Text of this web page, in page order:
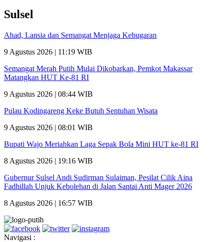
Sulsel
Ahad, Lansia dan Semangat Menjaga Kebugaran
9 Agustus 2026 | 11:19 WIB
Semangat Merah Putih Mulai Dikobarkan, Pemkot Makassar
Matangkan HUT Ke-81 RI
9 Agustus 2026 | 08:44 WIB
Pulau Kodingareng Keke Butuh Sentuhan Wisata
9 Agustus 2026 | 08:01 WIB
Bupati Wajo Meriahkan Laga Sepak Bola Mini HUT ke-81 RI
8 Agustus 2026 | 19:16 WIB
Gubernur Sulsel Andi Sudirman Sulaiman, Pesilat Cilik Aina
Fadhillah Unjuk Kebolehan di Jalan Santai Anti Mager 2026
8 Agustus 2026 | 16:57 WIB
Navigasi :